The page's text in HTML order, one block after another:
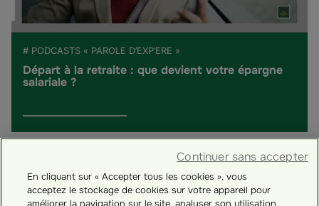
# PODCASTS « PAROLE D’EXP’ERE »
Départ à la retraite : que devient votre épargne
salariale ?
En cliquant sur « Accepter tous les cookies », vous
acceptez le stockage de cookies sur votre appareil pour
améliorer la navigation sur le site, analyser son utilisation
Continuer sans accepter